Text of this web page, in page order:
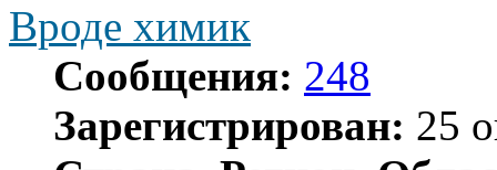
Вроде химик
Сообщения: 248
Зарегистрирован: 25